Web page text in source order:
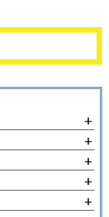
+
+
+
+
+